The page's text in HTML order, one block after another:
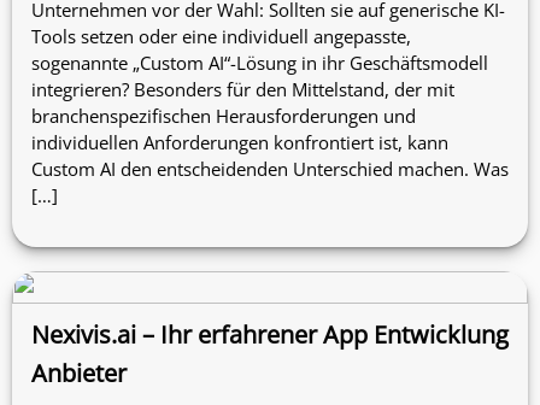
Unternehmen vor der Wahl: Sollten sie auf generische KI-
Tools setzen oder eine individuell angepasste,
sogenannte „Custom AI“-Lösung in ihr Geschäftsmodell
integrieren? Besonders für den Mittelstand, der mit
branchenspezifischen Herausforderungen und
individuellen Anforderungen konfrontiert ist, kann
Custom AI den entscheidenden Unterschied machen. Was
[…]
Nexivis.ai – Ihr erfahrener App Entwicklung
Anbieter